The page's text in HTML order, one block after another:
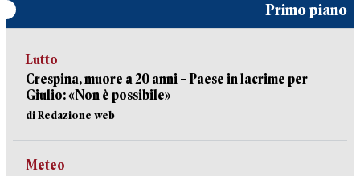
Primo piano
Lutto
Crespina, muore a 20 anni – Paese in lacrime per
Giulio: «Non è possibile»
di Redazione web
Meteo